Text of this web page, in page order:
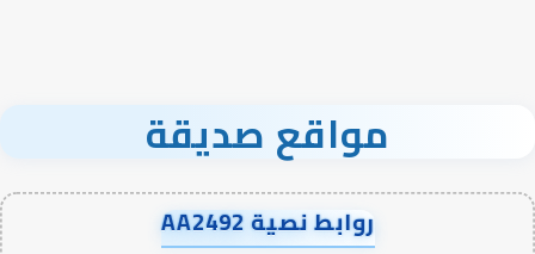
مواقع صديقة
روابط نصية AA2492